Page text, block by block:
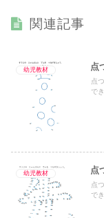
関連記事
幼児教材 点
点
でき
幼児教材 点
点
で